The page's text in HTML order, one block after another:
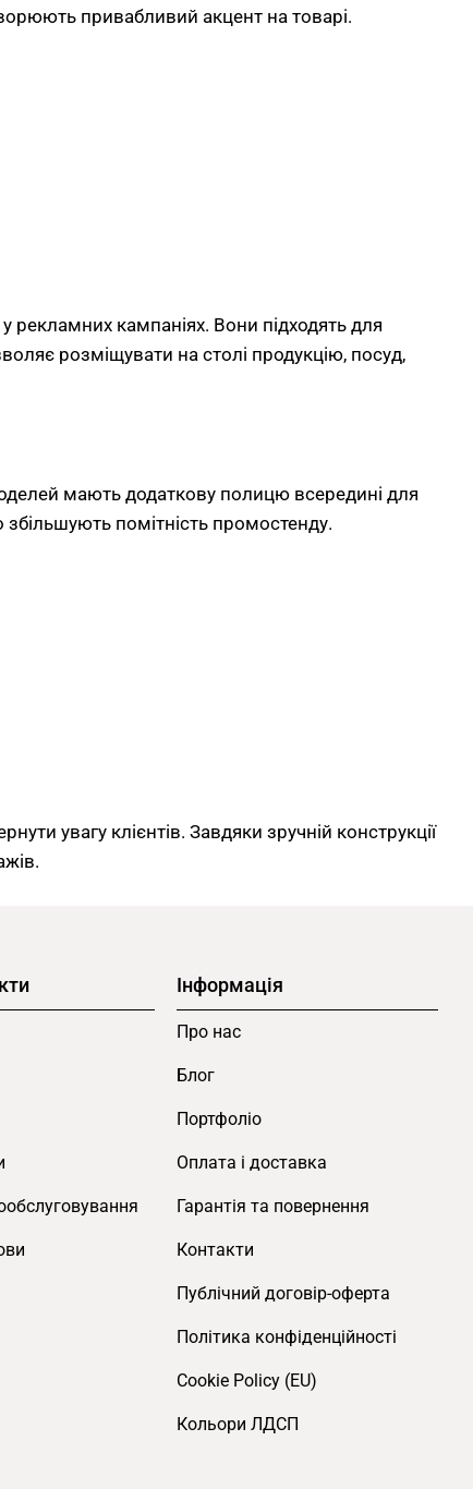
привабливий акцент на товарі.
рекламних кампаніях. Вони підходять для
розміщувати на столі продукцію, посуд,
мають додаткову полицю всередині для
помітність промостенду.
увагу клієнтів. Завдяки зручній конструкції
Інформація
Про нас
Блог
Портфоліо
Оплата і доставка
Гарантія та повернення
Контакти
Публічний договір-оферта
Політика конфіденційності
Cookie Policy (EU)
Кольори ЛДСП